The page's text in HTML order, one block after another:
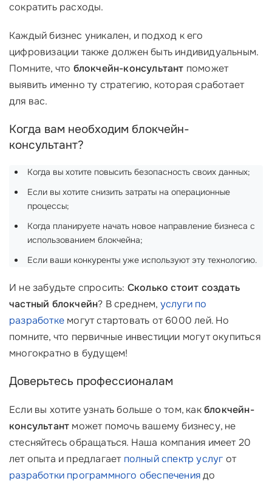
сократить расходы.
Каждый бизнес уникален, и подход к его
цифровизации также должен быть индивидуальным.
Помните, что блокчейн-консультант поможет
выявить именно ту стратегию, которая сработает
для вас.
Когда вам необходим блокчейн-
консультант?
Когда вы хотите повысить безопасность своих данных;
Если вы хотите снизить затраты на операционные
процессы;
Когда планируете начать новое направление бизнеса с
использованием блокчейна;
Если ваши конкуренты уже используют эту технологию.
И не забудьте спросить: Сколько стоит создать
частный блокчейн? В среднем, услуги по
разработке могут стартовать от 6000 лей. Но
помните, что первичные инвестиции могут окупиться
многократно в будущем!
Доверьтесь профессионалам
Если вы хотите узнать больше о том, какблокчейн-
консультант может помочь вашему бизнесу, не
стесняйтесь обращаться. Наша компания имеет 20
лет опыта и предлагает полный спектр услуг от
разработки программного обеспечениядо